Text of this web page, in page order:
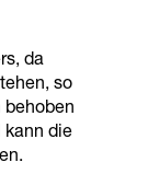
da
so
behoben
kann die